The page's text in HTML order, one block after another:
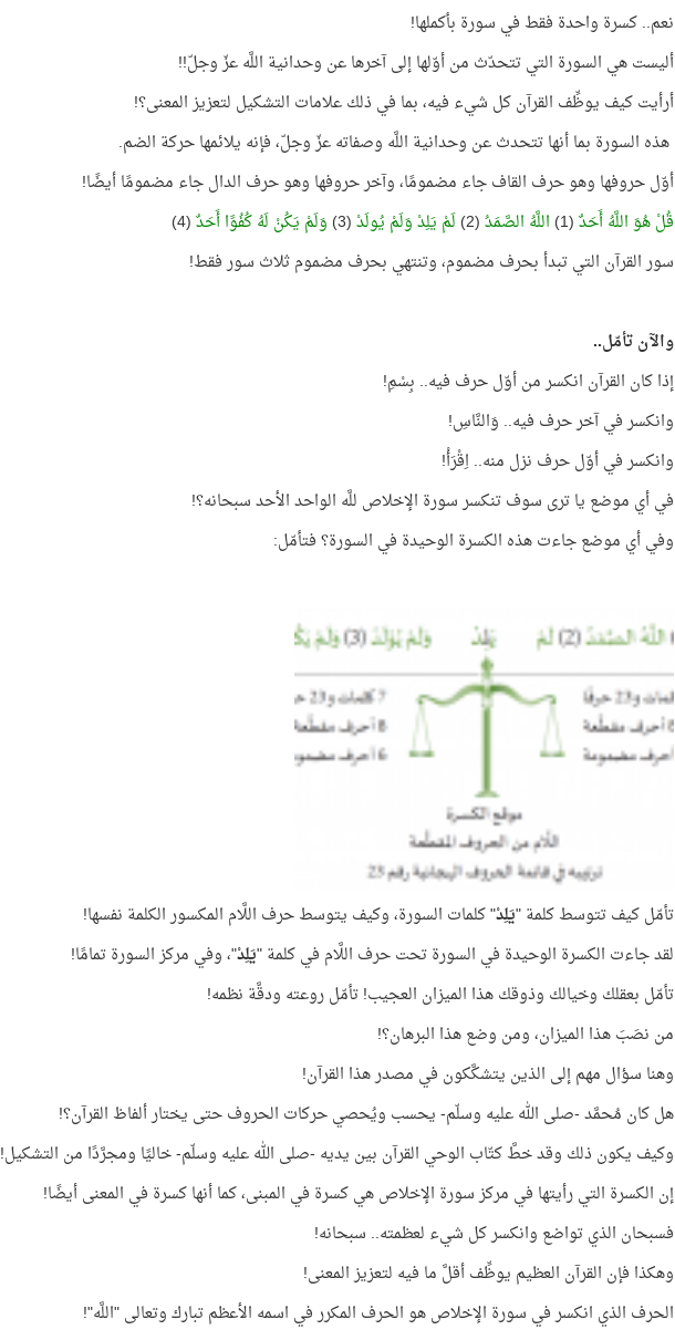
نعم.. كسرة واحدة فقط في سورة بأكملها!
أليست هي السورة التي تتحدّث من أوّلها إلى آخرها عن وحدانية اللَّه عزّ وجلّ!!
أرأيت كيف يوظِّف القرآن كل شيء فيه، بما في ذلك علامات التشكيل لتعزيز المعنى؟!
هذه السورة بما أنها تتحدث عن وحدانية اللَّه وصفاته عزّ وجلّ، فإنه يلائمها حركة الضم.
أوّل حروفها وهو حرف القاف جاء مضمومًا، وآخر حروفها وهو حرف الدال جاء مضمومًا أيضًا!
قُلْ هُوَ اللَّهُ أَحَدٌ(1) اللَّهُ الصَّمَدُ(2) لَمْ يَلِدْ وَلَمْ يُولَدْ(3) وَلَمْ يَكُنْ لَهُ كُفُوًا أَحَدٌ(4)
سور القرآن التي تبدأ بحرف مضموم، وتنتهي بحرف مضموم ثلاث سور فقط!
والآن تأمّل..
إذا كان القرآن انكسر من أوّل حرف فيه.. بِسْمِ!
وانكسر في آخر حرف فيه.. وَالنَّاسِ!
وانكسر في أوّل حرف نزل منه.. اِقْرَأْ!
في أي موضع يا ترى سوف تنكسر سورة الإخلاص للَّه الواحد الأحد سبحانه؟!
وفي أي موضع جاءت هذه الكسرة الوحيدة في السورة؟ فتأمّل:
تأمّل كيف تتوسط كلمة "يَلِدْ" كلمات السورة، وكيف يتوسط حرف اللَّام المكسور الكلمة نفسها!
لقد جاءت الكسرة الوحيدة في السورة تحت حرف اللَّام في كلمة "يَلِدْ"، وفي مركز السورة تمامًا!
تأمّل بعقلك وخيالك وذوقك هذا الميزان العجيب! تأمّل روعته ودقَّة نظمه!
من نصَبَ هذا الميزان، ومن وضع هذا البرهان؟!
وهنا سؤال مهم إلى الذين يتشكَّكون في مصدر هذا القرآن!
هل كان مُحمَّد -صلى الله عليه وسلّم- يحسب ويُحصي حركات الحروف حتى يختار ألفاظ القرآن؟!
وكيف يكون ذلك وقد خطَّ كتّاب الوحي القرآن بين يديه -صلى الله عليه وسلّم- خاليًا ومجرَّدًا من التشكيل!
إن الكسرة التي رأيتها في مركز سورة الإخلاص هي كسرة في المبنى، كما أنها كسرة في المعنى أيضًا!
فسبحان الذي تواضع وانكسر كل شيء لعظمته.. سبحانه!
وهكذا فإن القرآن العظيم يوظِّف أقلَّ ما فيه لتعزيز المعنى!
الحرف الذي انكسر في سورة الإخلاص هو الحرف المكرر في اسمه الأعظم تبارك وتعالى "اللَّه"!